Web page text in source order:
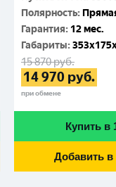
Полярность:
Гарантия: 12 мес.
Габариты:
15 870руб.
14 970 руб.
при обмене
Купить в
Добавить в